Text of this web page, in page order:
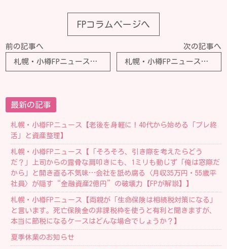
FPコラムページへ
前の記事へ
札幌・小樽FPニュース【子どもにかかる学習費はどのくらい？お金を少しずつ貯めるために知っておきたい給料日ルーティンもご紹介】
次の記事へ
札幌・小樽FPニュース【年金受給者でも「確定申告」は必要？ しないと「損」する場合もある？ 税金が戻ってくるケースを解説】
最新の記事
札幌・小樽FPニュース【老後を身軽に！40代から始める「プレ終
活」と資産整理】
札幌・小樽FPニュース【「そろそろ、引き際を考えたらどう
だ？」上司からの露骨な肩叩きにも、1ミリも動じず「俺は窓際だ
から」と開き直る不気味…会社を舐め腐る〈月収35万円・55歳平
社員〉が隠す“金融資産2億円”の破壊力【FPが解説】】
札幌・小樽FPニュース【両親が「生命保険は相続税対策になる」
と言います。死亡保険金の非課税枠を使うと有利と聞きますが、
本当に節税になるケースはどんな場合でしょうか？】
夏季休業のお知らせ